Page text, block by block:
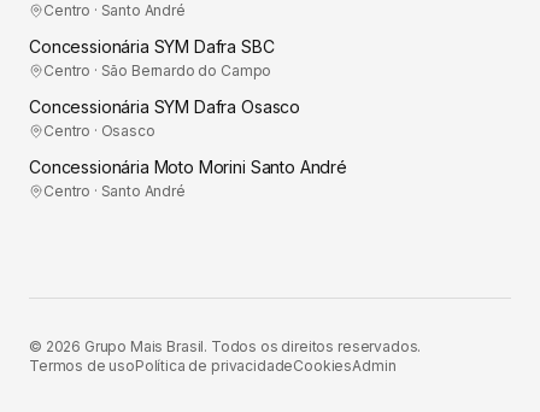
Centro · Santo André
Concessionária SYM Dafra SBC
Centro · São Bernardo do Campo
Concessionária SYM Dafra Osasco
Centro · Osasco
Concessionária Moto Morini Santo André
Centro · Santo André
© 2026 Grupo Mais Brasil. Todos os direitos reservados.
Termos de usoPolítica de privacidadeCookiesAdmin